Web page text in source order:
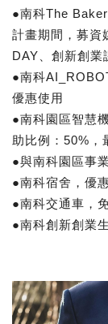
●南科The
計畫期間，募資
DAY、創新創業
●南科
優惠使用
●南科園區智慧
助比例：50%，
●與南科園區事
●南科宿舍，優
●南科交通車，
●南科創新創業